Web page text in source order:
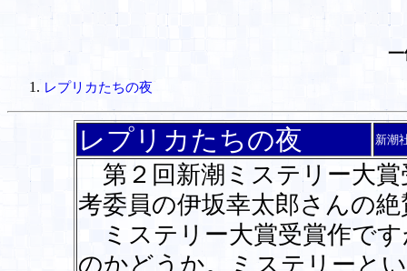
レプリカたちの夜
レプリカたちの夜 新潮
第２回新潮ミステリー大
考委員の伊坂幸太郎さんの
ミステリー大賞受賞作で
のかどうか。ミステリーと